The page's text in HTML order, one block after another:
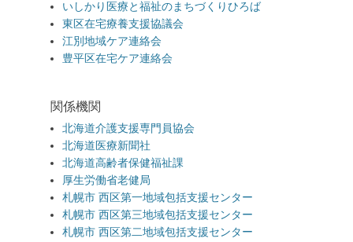
いしかり医療と福祉のまちづくりひろば
東区在宅療養支援協議会
江別地域ケア連絡会
豊平区在宅ケア連絡会
関係機関
北海道介護支援専門員協会
北海道医療新聞社
北海道高齢者保健福祉課
厚生労働省老健局
札幌市 西区第一地域包括支援センター
札幌市 西区第三地域包括支援センター
札幌市 西区第二地域包括支援センター